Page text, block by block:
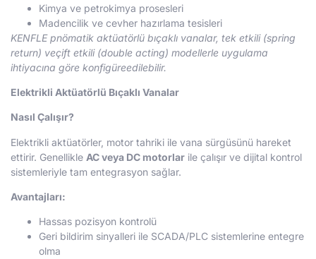
Kimya ve petrokimya prosesleri
Madencilik ve cevher hazırlama tesisleri
KENFLE pnömatik aktüatörlü bıçaklı vanalar, tek etkili (spring
return) veçift etkili (double acting) modellerle uygulama
ihtiyacına göre konfigüreedilebilir.
Elektrikli Aktüatörlü Bıçaklı Vanalar
Nasıl Çalışır?
Elektrikli aktüatörler, motor tahriki ile vana sürgüsünü hareket
ettirir. Genellikle AC veya DC motorlar ile çalışır ve dijital kontrol
sistemleriyle tam entegrasyon sağlar.
Avantajları:
Hassas pozisyon kontrolü
Geri bildirim sinyalleri ile SCADA/PLC sistemlerine entegre
olma